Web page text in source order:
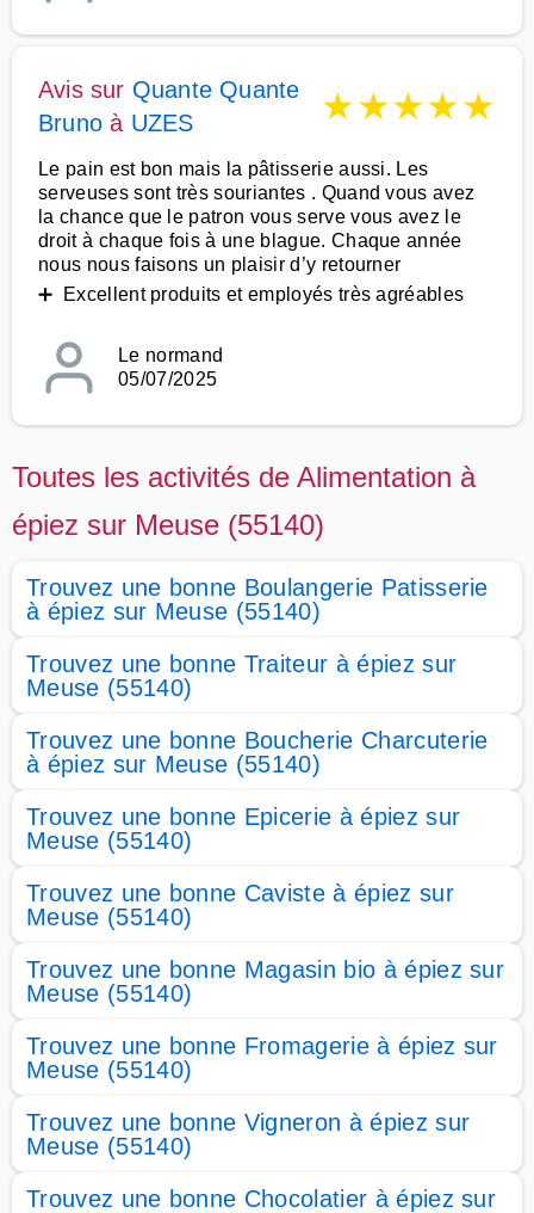
Avis sur Quante Quante
Bruno à UZES ★★★★★
Le pain est bon mais la pâtisserie aussi. Les
serveuses sont très souriantes . Quand vous avez
la chance que le patron vous serve vous avez le
droit à chaque fois à une blague. Chaque année
nous nous faisons un plaisir d’y retourner
➕ Excellent produits et employés très agréables
Le normand
05/07/2025
Toutes les activités de Alimentation à
épiez sur Meuse (55140)
Trouvez une bonne Boulangerie Patisserie
à épiez sur Meuse (55140)
Trouvez une bonne Traiteur à épiez sur
Meuse (55140)
Trouvez une bonne Boucherie Charcuterie
à épiez sur Meuse (55140)
Trouvez une bonne Epicerie à épiez sur
Meuse (55140)
Trouvez une bonne Caviste à épiez sur
Meuse (55140)
Trouvez une bonne Magasin bio à épiez sur
Meuse (55140)
Trouvez une bonne Fromagerie à épiez sur
Meuse (55140)
Trouvez une bonne Vigneron à épiez sur
Meuse (55140)
Trouvez une bonne Chocolatier à épiez sur